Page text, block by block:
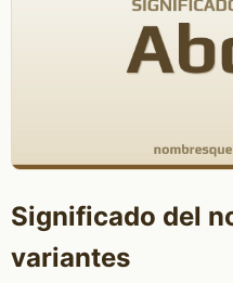
Significado del
variantes